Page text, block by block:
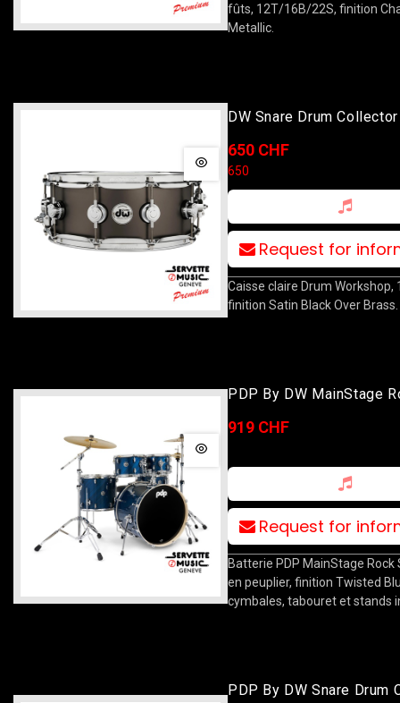
fûts, 12T/16B/22S, finition
Metallic.
DW Snare Drum
Black Over Brass 14x5.5
650 CHF
650
Request for
Caisse claire Drum Workshop,
finition Satin Black Over Brass.
PDP By DW MainStage
10T/12T/16F/22B/14S
919 CHF
Request for
Batterie PDP MainStage Rock
en peuplier, finition Twisted
cymbales, tabouret et stands
PDP By DW Snare Drum